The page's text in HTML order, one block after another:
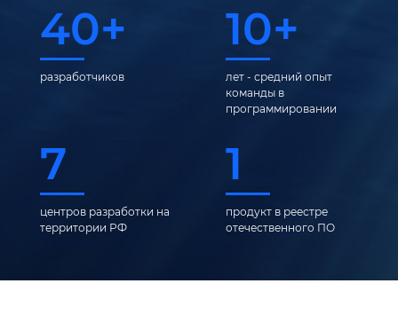
40+
разработчиков
10+
лет - средний опыт
команды в
программировании
7
центров разработки на
территории РФ
1
продукт в реестре
отечественного ПО